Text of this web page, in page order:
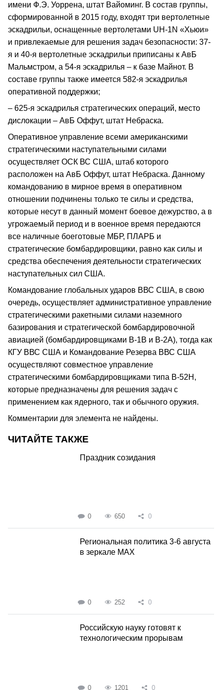
имени Ф.Э. Уоррена, штат Вайоминг. В состав группы,
сформированной в 2015 году, входят три вертолетные
эскадрильи, оснащенные вертолетами UH-1N «Хьюи»
и привлекаемые для решения задач безопасности: 37-
я и 40-я вертолетные эскадрильи приписаны к АвБ
Мальмстром, а 54-я эскадрилья – к базе Майнот. В
составе группы также имеется 582-я эскадрилья
оперативной поддержки;
– 625-я эскадрилья стратегических операций, место
дислокации – АвБ Оффут, штат Небраска.
Оперативное управление всеми американскими
стратегическими наступательными силами
осуществляет ОСК ВС США, штаб которого
расположен на АвБ Оффут, штат Небраска. Данному
командованию в мирное время в оперативном
отношении подчинены только те силы и средства,
которые несут в данный момент боевое дежурство, а в
угрожаемый период и в военное время передаются
все наличные боеготовые МБР, ПЛАРБ и
стратегические бомбардировщики, равно как силы и
средства обеспечения деятельности стратегических
наступательных сил США.
Командование глобальных ударов ВВС США, в свою
очередь, осуществляет административное управление
стратегическими ракетными силами наземного
базирования и стратегической бомбардировочной
авиацией (бомбардировщиками В-1В и В-2А), тогда как
КГУ ВВС США и Командование Резерва ВВС США
осуществляют совместное управление
стратегическими бомбардировщиками типа В-52Н,
которые предназначены для решения задач с
применением как ядерного, так и обычного оружия.
Комментарии для элемента не найдены.
ЧИТАЙТЕ ТАКЖЕ
Праздник созидания
0 650 0
Региональная политика 3-6 августа
в зеркале MAX
0 252 0
Российскую науку готовят к
технологическим прорывам
0 1201 0